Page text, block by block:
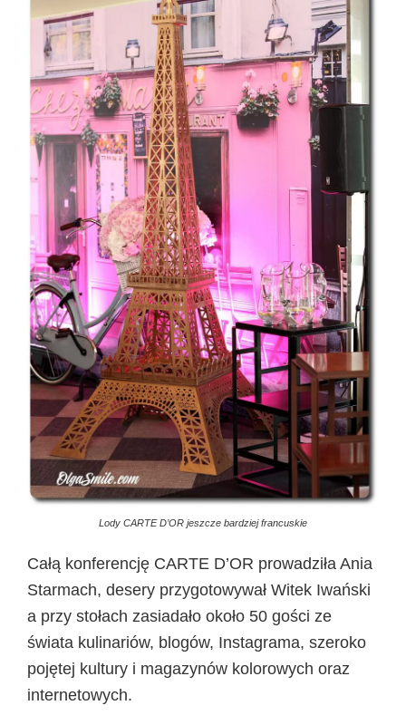
Lody CARTE D’OR jeszcze bardziej francuskie
Całą konferencję CARTE D’OR prowadziła Ania
Starmach, desery przygotowywał Witek Iwański
a przy stołach zasiadało około 50 gości ze
świata kulinariów, blogów, Instagrama, szeroko
pojętej kultury i magazynów kolorowych oraz
internetowych.